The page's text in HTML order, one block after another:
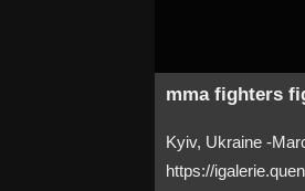
mma fighters
Kyiv, Ukraine -
https://